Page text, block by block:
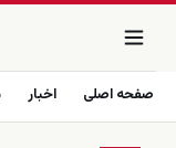
صفحه اصلی اخبار